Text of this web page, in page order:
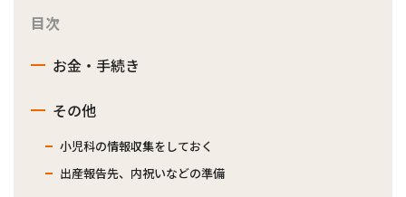
目次
お金・手続き
その他
小児科の情報収集をしておく
出産報告先、内祝いなどの準備